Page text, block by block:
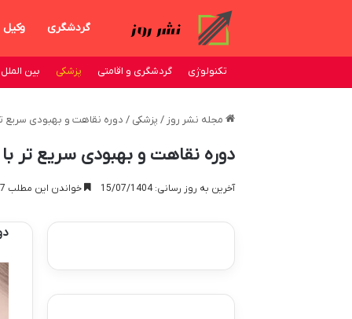
گردشگری وکیل
تکنولوژی گردشگری و اقامتی پزشکی بین الملل
مجله نشر روز / پزشکی / دوره نقاهت و بهبودی سریع
دوره نقاهت و بهبودی سریع تر
آخرین به روز رسانی: 15/07/1404 خواندن این مطلب 17 دقیقه زمان میبرد